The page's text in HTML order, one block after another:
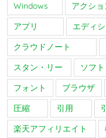
Windows
アクショ
アプリ
エディ
クラウドノート
スタン・リー
ソフト
フォント
ブラウザ
圧縮
引用
楽天アフィリエイト